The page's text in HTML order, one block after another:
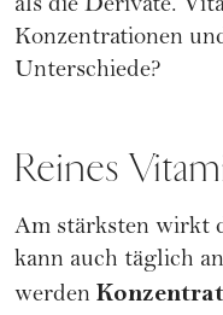
als die Derivate.
Konzentrationen
Unterschiede?
Reines
Am stärksten wirkt
kann auch täglich
werden